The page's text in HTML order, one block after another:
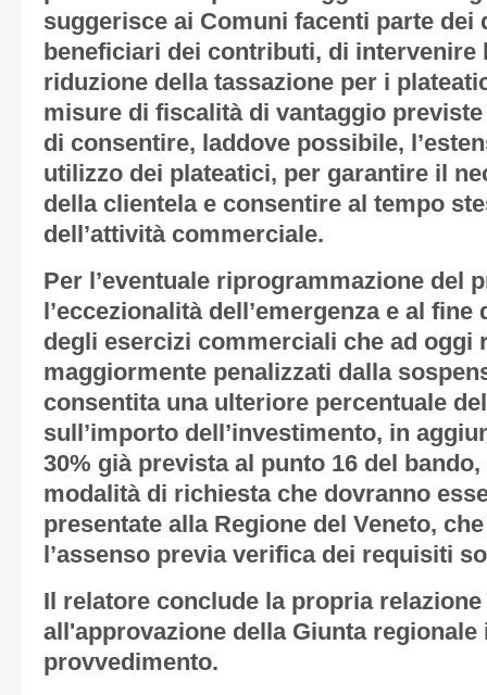
suggerisce ai Comuni facenti parte
beneficiari dei contributi, di intervenire
riduzione della tassazione per i
misure di fiscalità di vantaggio
di consentire, laddove possibile,
utilizzo dei plateatici, per garantire il
della clientela e consentire al tempo
dell’attività commerciale.
Per l’eventuale riprogrammazione del
l’eccezionalità dell’emergenza e al
degli esercizi commerciali che ad oggi
maggiormente penalizzati dalla
consentita una ulteriore percentuale
sull’importo dell’investimento, in
30% già prevista al punto 16 del
modalità di richiesta che dovranno
presentate alla Regione del Veneto,
l’assenso previa verifica dei requisiti
Il relatore conclude la propria
all'approvazione della Giunta regionale
provvedimento.